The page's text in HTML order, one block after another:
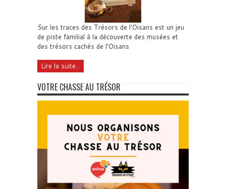
Sur les traces des Trésors de l'Oisans est un jeu
de piste familial à la découverte des musées et
des trésors cachés de l'Oisans
Lire la suite...
VOTRE CHASSE AU TRÉSOR